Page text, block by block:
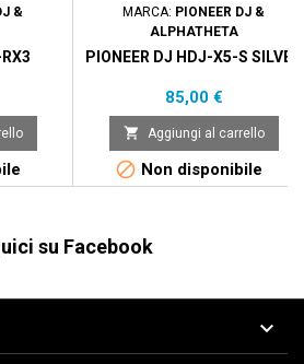
&
MARCA: PIONEER DJ &
ALPHATHETA
PIONEER DJ HDJ-X5-S SILVER
Prezzo
85,00 €
 Aggiungi al carrello
 Non disponibile
su Facebook
